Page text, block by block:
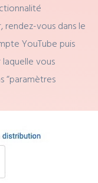
rendez-vous dans le
YouTube puis
vous
“paramètres